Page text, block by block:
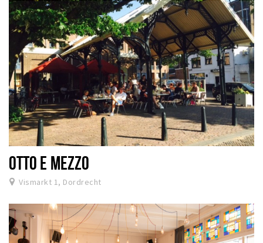
OTTO E MEZZO
Vismarkt 1, Dordrecht